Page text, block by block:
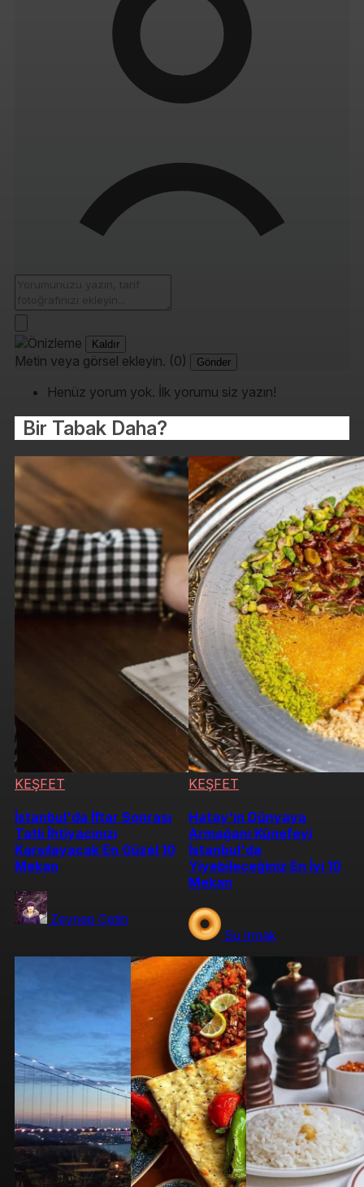
Kaldır
Metin veya görsel ekleyin. (0) Gönder
Henüz yorum yok. İlk yorumu siz yazın!
Bir Tabak Daha?
KEŞFET
İstanbul'da İftar Sonrası
Tatlı İhtiyacınızı
Karşılayacak En Güzel 10
Mekan
Zeynep Çetin
KEŞFET
Hatay'ın Dünyaya
Armağanı Künefeyi
İstanbul'da
Yiyebileceğiniz En İyi 10
Mekan
Su Irmak